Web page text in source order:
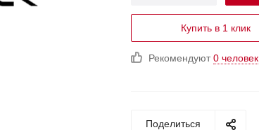
Купить в 1 клик
Рекомендуют0 человек
Поделиться